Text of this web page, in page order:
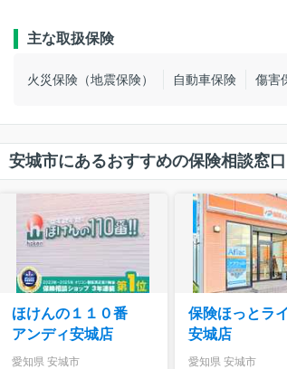
主な取扱保険
火災保険（地震保険） 自動車保険 傷害
安城市にあるおすすめの保険相談窓口
ほけんの１１０番
アンディ安城店
愛知県 安城市
保険ほっとラ
安城店
愛知県 安城市